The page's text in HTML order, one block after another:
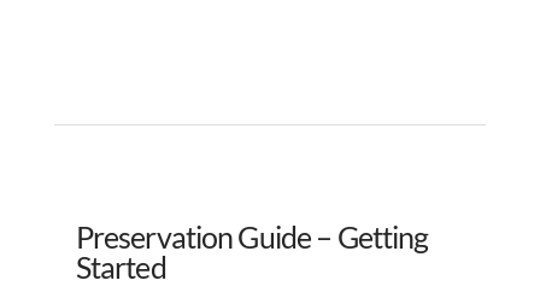
Preservation Guide – Getting
Started